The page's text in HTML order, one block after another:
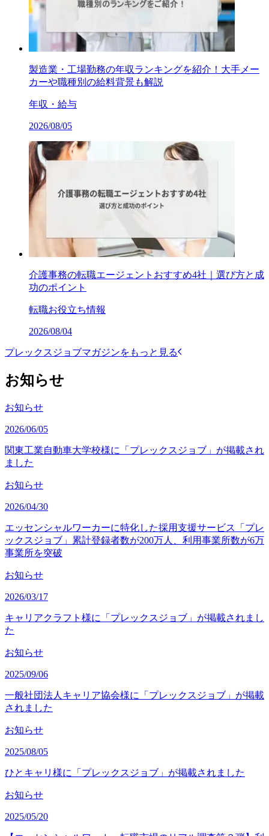
製造業・工場勤務の年収ランキングを紹介！大手メー
カーや職種別の給料背景も解説
年収・給与
2026/08/05
介護事務の転職エージェントおすすめ4社｜選び方と成
功のポイント
転職お役立ち情報
2026/08/04
プレックスジョブマガジンをもっと見る
お知らせ
お知らせ
2026/06/05
関東工業自動車大学校様に「プレックスジョブ」が掲載され
ました
お知らせ
2026/04/30
エッセンシャルワーカーに特化した採用支援サービス「プレ
ックスジョブ」累計登録者数が200万人、利用事業所数が6万
事業所を突破
お知らせ
2026/03/17
キャリアクラフト様に「プレックスジョブ」が掲載されまし
た
お知らせ
2025/09/06
一般社団法人キャリア協会様に「プレックスジョブ」が掲載
されました
お知らせ
2025/08/05
ひとキャリ様に「プレックスジョブ」が掲載されました
お知らせ
2025/05/20